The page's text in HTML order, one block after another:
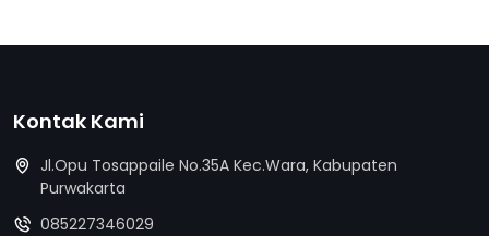
Kontak Kami
Jl.Opu Tosappaile No.35A Kec.Wara, Kabupaten
Purwakarta
085227346029